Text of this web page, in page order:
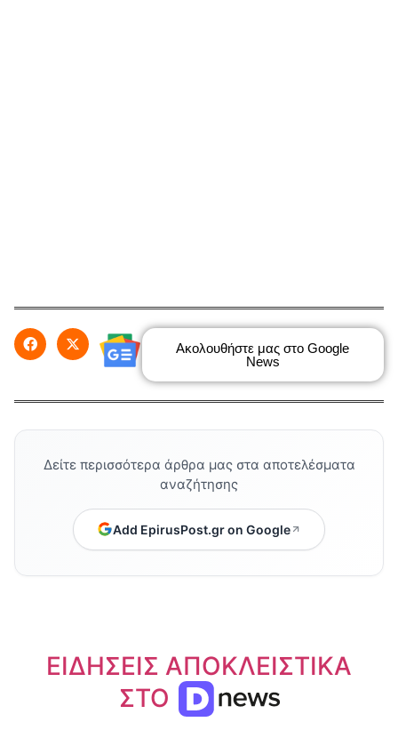
Ακολουθήστε μας στο Google
News
Δείτε περισσότερα άρθρα μας στα αποτελέσματα
αναζήτησης
Add EpirusPost.gr on Google
ΕΙΔΗΣΕΙΣ ΑΠΟΚΛΕΙΣΤΙΚΑ
ΣΤΟ